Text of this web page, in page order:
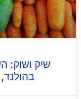
שיק ושוק: